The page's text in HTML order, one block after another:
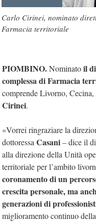
Carlo Cirinei, nominato
Farmacia territoriale
PIOMBINO.Nominatoil
complessa di Farmacia
comprende Livorno,
Cirinei.
«Vorrei ringraziare la
dottoressaCasani– dice il
alla direzione della Unità
territoriale per l’ambito
coronamento di un
crescita personale, ma
generazioni di
miglioramento continuo